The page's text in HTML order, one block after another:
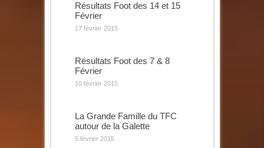
Résultats Foot des 14 et 15
Février
17 février 2015
Résultats Foot des 7 & 8
Février
10 février 2015
La Grande Famille du TFC
autour de la Galette
5 février 2015